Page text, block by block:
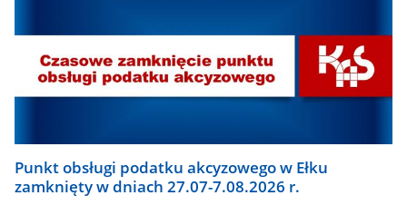
Punkt obsługi podatku akcyzowego w Ełku
zamknięty w dniach 27.07-7.08.2026 r.